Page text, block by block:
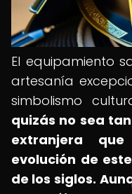
El equipamiento
artesanía
simbolismo
quizás no sea
extranjera
evolución de
de los siglos.